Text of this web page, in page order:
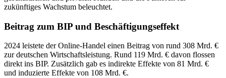
zukünftiges Wachstum beleuchtet.
Beitrag zum BIP und Beschäftigungseffekt
2024 leistete der Online-Handel einen Beitrag von rund 308 Mrd. €
zur deutschen Wirtschaftsleistung. Rund 119 Mrd. € davon flossen
direkt ins BIP. Zusätzlich gab es indirekte Effekte von 81 Mrd. €
und induzierte Effekte von 108 Mrd. €.